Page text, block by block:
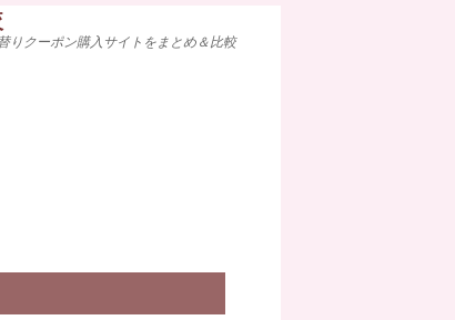
りクーポン購入サイトをまとめ＆比較